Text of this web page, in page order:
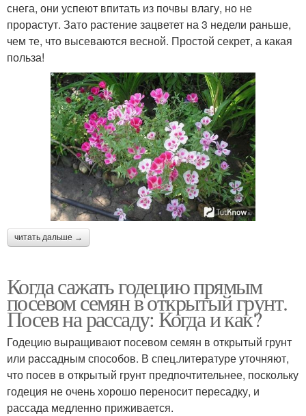
снега, они успеют впитать из почвы влагу, но не
прорастут. Зато растение зацветет на 3 недели раньше,
чем те, что высеваются весной. Простой секрет, а какая
польза!
читать дальше →
Когда сажать годецию прямым
посевом семян в открытый грунт.
Посев на рассаду: Когда и как?
Годецию выращивают посевом семян в открытый грунт
или рассадным способов. В спец.литературе уточняют,
что посев в открытый грунт предпочтительнее, поскольку
годеция не очень хорошо переносит пересадку, и
рассада медленно приживается.